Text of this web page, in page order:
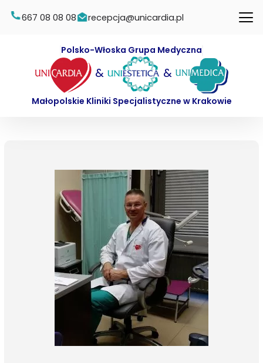
667 08 08 08 recepcja@unicardia.pl
Polsko-Włoska Grupa Medyczna
& &
Małopolskie Kliniki Specjalistyczne w Krakowie